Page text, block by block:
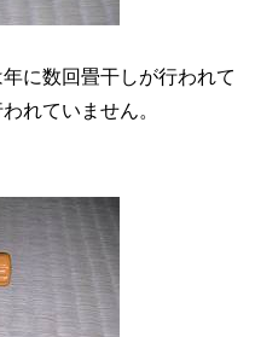
に数回畳干しが行われて
れていません。